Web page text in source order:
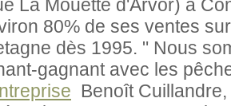
La Mouette d'Arvor) à
80% de ses ventes
dès 1995. " Nous
gagnant avec les
Benoît